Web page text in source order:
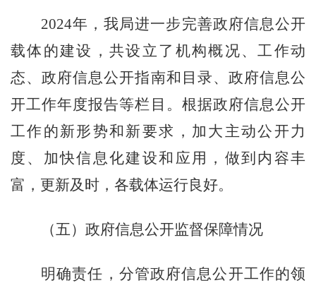
2024年，我局进一步完善政府信息公开
载体的建设，共设立了机构概况、工作动
态、政府信息公开指南和目录、政府信息公
开工作年度报告等栏目。根据政府信息公开
工作的新形势和新要求，加大主动公开力
度、加快信息化建设和应用，做到内容丰
富，更新及时，各载体运行良好。
（五）政府信息公开监督保障情况
明确责任，分管政府信息公开工作的领